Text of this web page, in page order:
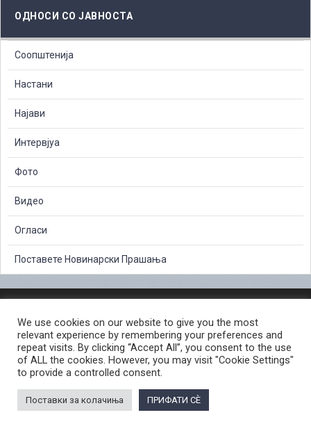
ОДНОСИ СО ЈАВНОСТА
Соопштенија
Настани
Најави
Интервјуа
Фото
Видео
Огласи
Поставете Новинарски Прашања
СЛОБОДЕН ПРИСТАП ДО ИНФОРМАЦИИ ОД ЈАВЕН КАРАКТЕР
ПОСТАПКА ЗА ПРИЈАВА НА КРИВИЧНО ДЕЛО
КОРИСНИ ЛИНКОВИ
ПОЛИТИКА ЗА ПРИВАТНОСТ ВЕБ СТРАНИЦА
© 2026 ЈАВНО ОБВИНИТЕЛСТВО НА РЕПУБЛИКА СЕВЕРНА МАКЕДОНИЈА •
We use cookies on our website to give you the most
relevant experience by remembering your preferences and
repeat visits. By clicking “Accept All”, you consent to the use
of ALL the cookies. However, you may visit "Cookie Settings"
to provide a controlled consent.
Поставки за колачиња ПРИФАТИ СÈ